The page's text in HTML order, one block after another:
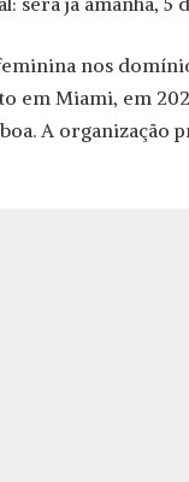
nos
em Miami, em
A organização